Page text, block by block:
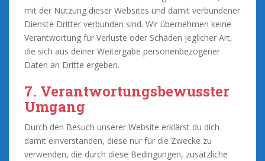
mit der Nutzung dieser Websites und damit verbundener
Dienste Dritter verbunden sind. Wir übernehmen keine
Verantwortung für Verluste oder Schäden jeglicher Art,
die sich aus deiner Weitergabe personenbezogener
Daten an Dritte ergeben.
7. Verantwortungsbewusster
Umgang
Durch den Besuch unserer Website erklärst du dich
damit einverstanden, diese nur für die Zwecke zu
verwenden, die durch diese Bedingungen, zusätzliche